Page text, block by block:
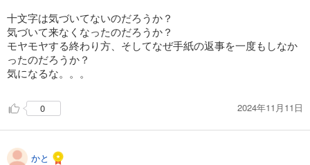
十文字は気づいてないのだろうか？
気づいて来なくなったのだろうか？
モヤモヤする終わり方、そしてなぜ手紙の返事を一度もしなか
ったのだろうか？
気になるな。。。
0 2024年11月11日
かと